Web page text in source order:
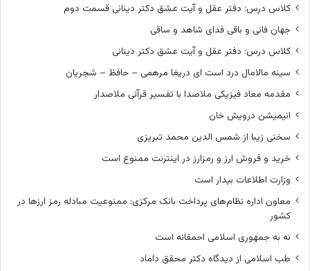
کلاس درس: دفتر عقل و آیت عشق دکتر دینانی قسمت دوم
جهان فانی و باقی فدای شاهد و ساقی
کلاس درس: دفتر عقل و آیت عشق دکتر دینانی
سینه مالامال درد است ای دریغا مرهمی – حافظ – شجریان
مقدمه معاد فیزیکی ملاصدا با تفسیر قرآنی ملاصدار
انیمیشن درویش خان
سخنی زیبا از شمس الدین محمد تبریزی
خرید و فروش ارز و رمزارز در اینترنت ممنوع است
وزارت اطلاعات بیدار است
معاون اداره نظام‌های پرداخت بانک مرکزی: ممنوعیت مبادله رمز ارزها در
کشور
نه به جمهوری اسلامی احمقانه است
طب اسلامی از دیدگاه دکتر محقق داماد